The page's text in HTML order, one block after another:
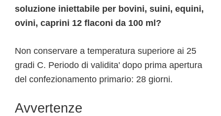
soluzione iniettabile per bovini, suini, equini,
ovini, caprini 12 flaconi da 100 ml?
Non conservare a temperatura superiore ai 25
gradi C. Periodo di validita' dopo prima apertura
del confezionamento primario: 28 giorni.
Avvertenze